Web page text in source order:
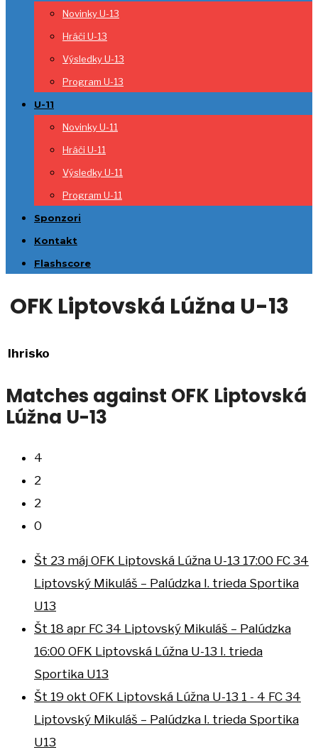
Novinky U-13
Hráči U-13
Výsledky U-13
Program U-13
U-11
Novinky U-11
Hráči U-11
Výsledky U-11
Program U-11
Sponzori
Kontakt
Flashscore
OFK Liptovská Lúžna U-13
Ihrisko
Matches against OFK Liptovská
Lúžna U-13
4
2
2
0
Št 23 máj OFK Liptovská Lúžna U-13 17:00 FC 34
Liptovský Mikuláš – Palúdzka I. trieda Sportika
U13
Št 18 apr FC 34 Liptovský Mikuláš – Palúdzka
16:00 OFK Liptovská Lúžna U-13 I. trieda
Sportika U13
Št 19 okt OFK Liptovská Lúžna U-13 1 - 4 FC 34
Liptovský Mikuláš – Palúdzka I. trieda Sportika
U13